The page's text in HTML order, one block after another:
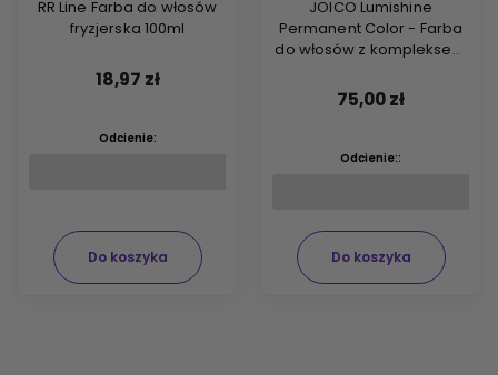
RR Line Farba do włosów
fryzjerska 100ml
18,97 zł
Do koszyka
Odcienie:
JOICO Lumishine
Permanent Color - Farba
do włosów z kompleksem
włosy 74ml
75,00 zł
Do koszyka
Odcienie::